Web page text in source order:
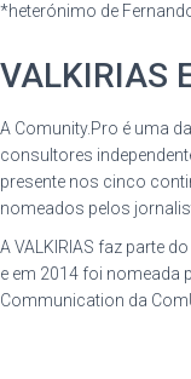
*heterónimo de
VALKIRIAS
A Comunity.Pro é uma
consultores
presente nos cinco
nomeados pelos
A VALKIRIAS faz parte
e em 2014 foi nomeada
Communication da